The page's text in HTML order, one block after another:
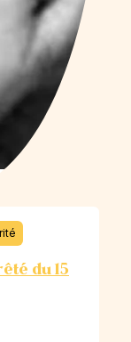
du 15